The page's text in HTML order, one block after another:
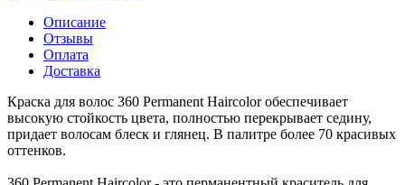
Описание
Отзывы
Оплата
Доставка
Краска для волос 360 Permanent Haircolor обеспечивает
высокую стойкость цвета, полностью перекрывает седину,
придает волосам блеск и глянец. В палитре более 70 красивых
оттенков.